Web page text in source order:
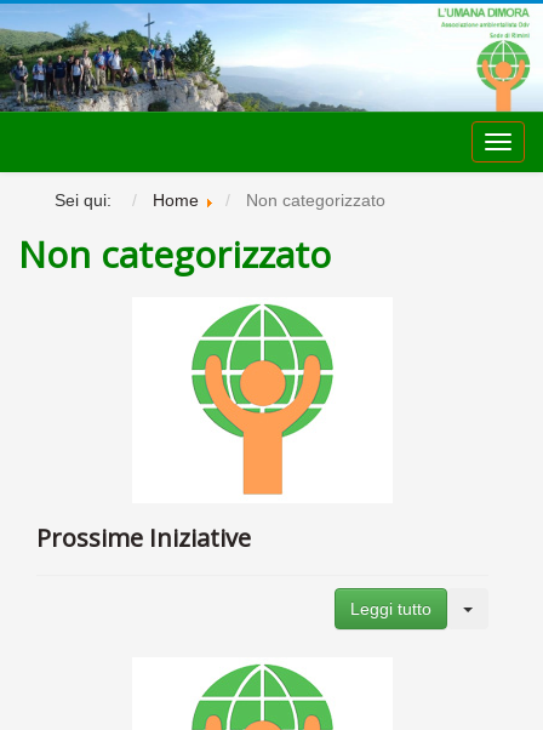
Sei qui:
Home Non categorizzato
Non categorizzato
Prossime Iniziative
Leggi tutto